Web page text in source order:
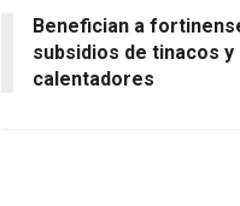
Benefician a
subsidios de tinacos y
calentadores